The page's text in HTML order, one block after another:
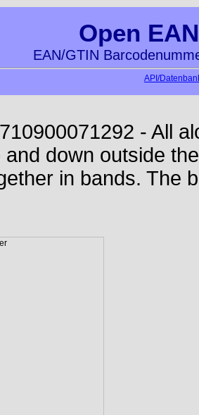
Open
EAN/GTIN
API/
- All
down outside
in bands. The